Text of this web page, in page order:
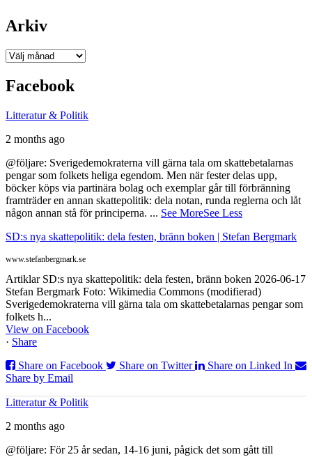
Arkiv
Arkiv
Facebook
Litteratur & Politik
2 months ago
@följare: Sverigedemokraterna vill gärna tala om skattebetalarnas
pengar som folkets heliga egendom. Men när fester delas upp,
böcker köps via partinära bolag och exemplar går till förbränning
framträder en annan skattepolitik: dela notan, runda reglerna och låt
någon annan stå för principerna. ... See MoreSee Less
SD:s nya skattepolitik: dela festen, bränn boken | Stefan Bergmark
www.stefanbergmark.se
Artiklar SD:s nya skattepolitik: dela festen, bränn boken 2026-06-17
Stefan Bergmark Foto: Wikimedia Commons (modifierad)
Sverigedemokraterna vill gärna tala om skattebetalarnas pengar som
folkets h...
View on Facebook
· Share
Share on Facebook
Share on Twitter
Share on Linked In
Share by Email
Litteratur & Politik
2 months ago
@följare: För 25 år sedan, 14-16 juni, pågick det som gått till